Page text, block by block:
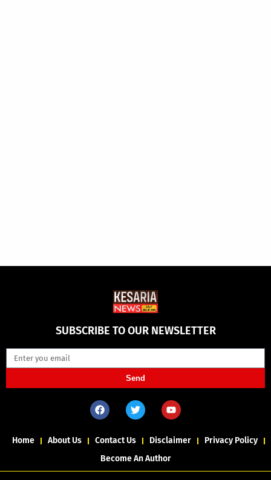
SUBSCRIBE TO OUR NEWSLETTER
Send
Home About Us Contact Us Disclaimer
Privacy Policy
Become An Author